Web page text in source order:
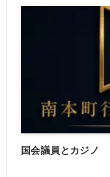
国会議員とカジノ